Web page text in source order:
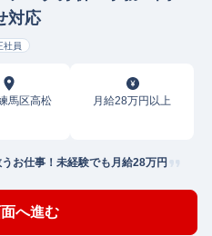
対応
社員
馬区高松 月給28万円以上
お仕事！未経験でも月給28万円
へ進む